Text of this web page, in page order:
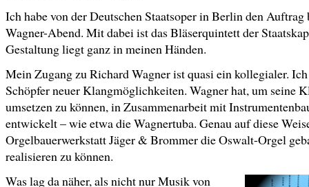
Ich habe von der Deutschen Staatsoper in Berlin den
Wagner-Abend. Mit dabei ist das Bläserquintett der
Gestaltung liegt ganz in meinen Händen.
Mein Zugang zu Richard Wagner ist quasi ein kollegialer.
Schöpfer neuer Klangmöglichkeiten. Wagner hat, um seine
umsetzen zu können, in Zusammenarbeit mit
entwickelt – wie etwa die Wagnertuba. Genau auf diese
Orgelbauerwerkstatt Jäger & Brommer die Oswalt-Orgel
realisieren zu können.
Was lag da näher, als nicht nur Musik von